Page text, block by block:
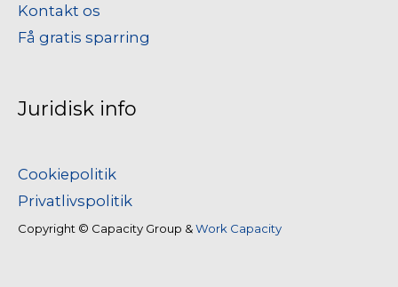
Kontakt os
Få gratis sparring
Juridisk info
Cookiepolitik
Privatlivspolitik
Copyright © Capacity Group &Work Capacity